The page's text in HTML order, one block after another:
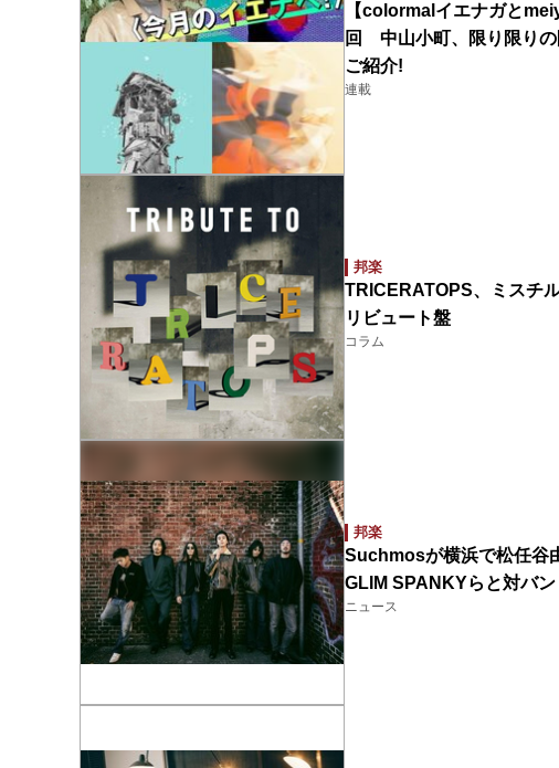
【colormalイエナガと
回 中山小町、限り限り
ご紹介!
連載
邦楽
TRICERATOPS、ミスチ
リビュート盤
コラム
邦楽
Suchmosが横浜で松任谷
GLIM SPANKYらと対バン
ニュース